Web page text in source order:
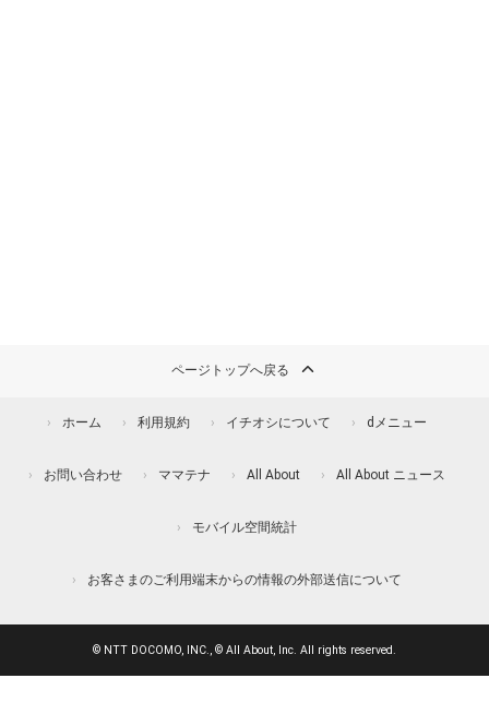
ページトップへ戻る
ホーム 利用規約 イチオシについて dメニュー
お問い合わせ ママテナ All About All About ニュース
モバイル空間統計
お客さまのご利用端末からの情報の外部送信について
© NTT DOCOMO, INC., © All About, Inc. All rights reserved.